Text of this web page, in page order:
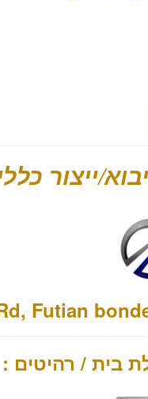
ייצור
Futian
בית / רהיטים :